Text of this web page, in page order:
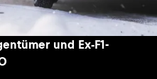
und Ex-F1-